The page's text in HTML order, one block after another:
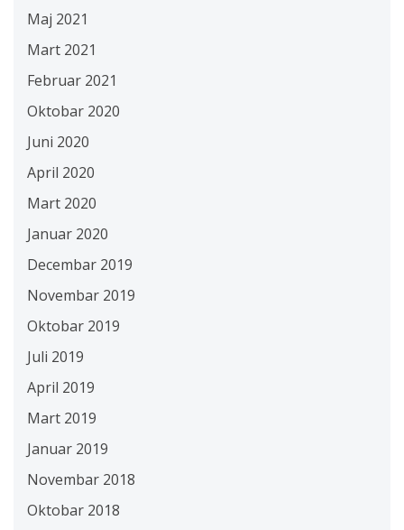
Maj 2021
Mart 2021
Februar 2021
Oktobar 2020
Juni 2020
April 2020
Mart 2020
Januar 2020
Decembar 2019
Novembar 2019
Oktobar 2019
Juli 2019
April 2019
Mart 2019
Januar 2019
Novembar 2018
Oktobar 2018